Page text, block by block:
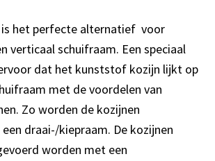
is het perfecte alternatief voor
verticaal schuifraam. Een speciaal
dat het kunststof kozijn lijkt op
met de voordelen van
Zo worden de kozijnen
draai-/kiepraam. De kozijnen
worden met een